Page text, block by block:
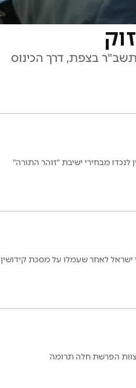
בצפת, דרך הכינוס
מבחירי ישיבת "זוהר התורה"
ישראל לאחר שעמלו על מסכת קידושין
הפרשת חלה תרומה